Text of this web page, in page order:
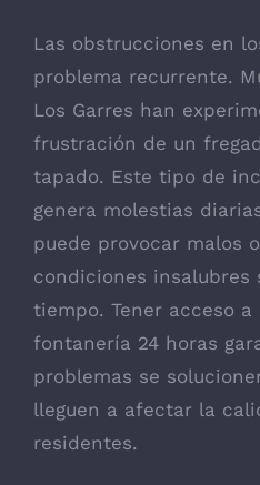
Las obstrucciones en
problema recurrente.
Los Garres han
frustración de un
tapado. Este tipo de
genera molestias
puede provocar malos
condiciones insalubres
tiempo. Tener acceso
fontanería 24 horas
problemas se
lleguen a afectar la
residentes.